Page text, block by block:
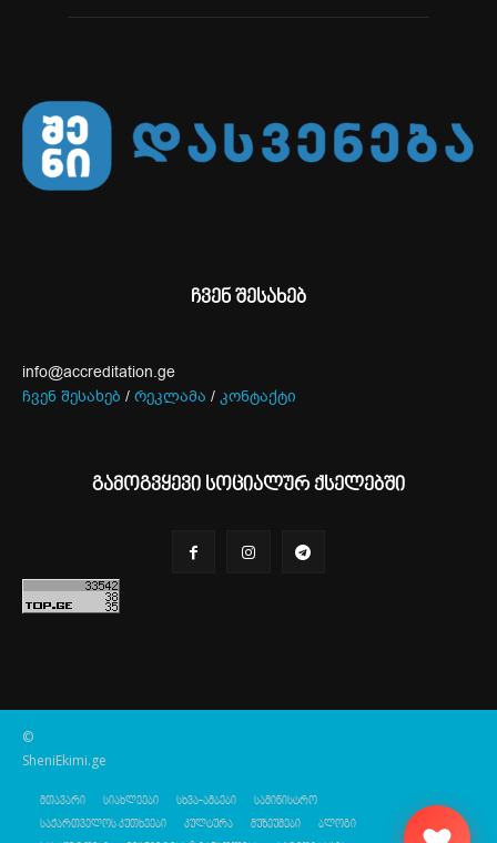
ჩვენ შესახებ
info@accreditation.ge
ჩვენ შესახებ / რეკლამა / კონტაქტი
გამოგვყევი სოციალურ ქსელებში
©
SheniEkimi.ge
მთავარი სიახლეები სხვა-ამბები სამინისტრო
საქართველოს კუთხეები კულტურა მუზეუმები ბლოგი